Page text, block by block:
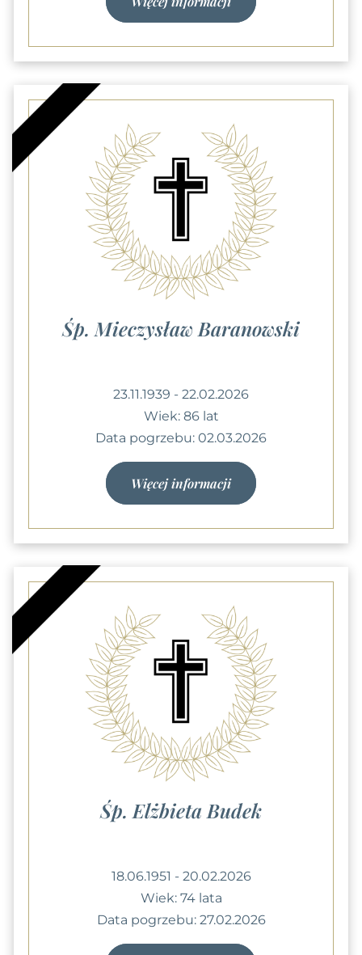
Śp. Mieczysław Baranowski
23.11.1939 - 22.02.2026
Wiek: 86 lat
Data pogrzebu: 02.03.2026
Więcej informacji
Śp. Elżbieta Budek
18.06.1951 - 20.02.2026
Wiek: 74 lata
Data pogrzebu: 27.02.2026